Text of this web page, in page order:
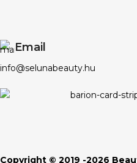
Email
info@selunabeauty.hu
Copyright © 2019 -2026